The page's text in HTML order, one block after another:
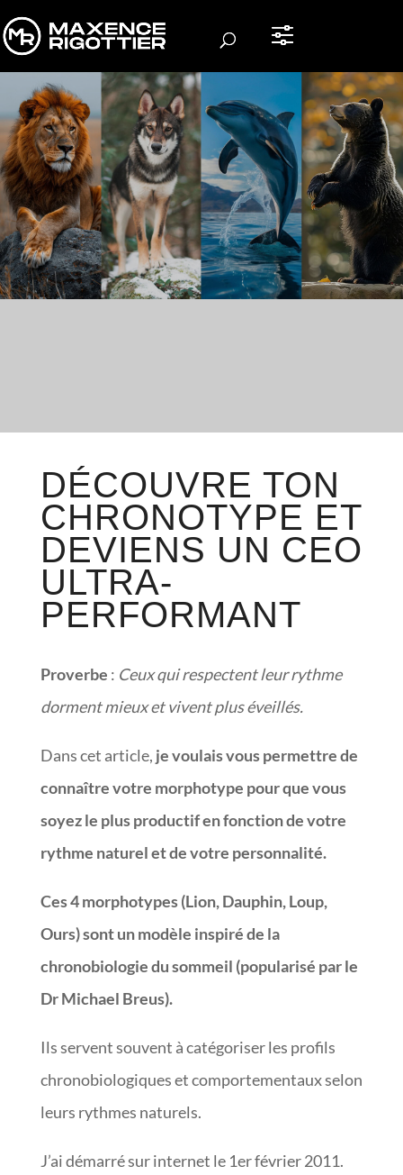
DÉCOUVRE TON
CHRONOTYPE ET
DEVIENS UN CEO
ULTRA-
PERFORMANT
Proverbe : Ceux qui respectent leur rythme
dorment mieux et vivent plus éveillés.
Dans cet article, je voulais vous permettre de
connaître votre morphotype pour que vous
soyez le plus productif en fonction de votre
rythme naturel et de votre personnalité.
Ces 4 morphotypes (Lion, Dauphin, Loup,
Ours) sont un modèle inspiré de la
chronobiologie du sommeil (popularisé par le
Dr Michael Breus).
Ils servent souvent à catégoriser les profils
chronobiologiques et comportementaux selon
leurs rythmes naturels.
J’ai démarré sur internet le 1er février 2011.